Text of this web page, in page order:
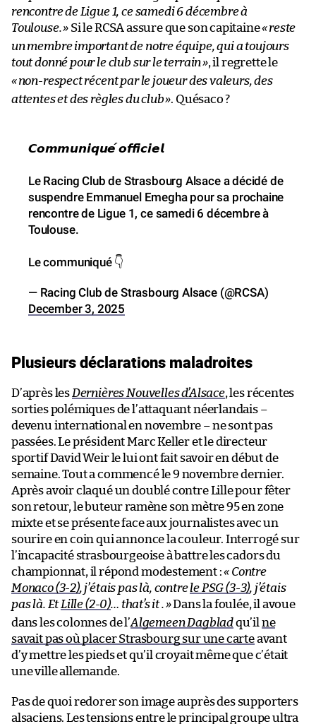
rencontre de Ligue 1, ce samedi 6 décembre à
Toulouse.» Si le RCSA assure que son capitaine«reste
un membre important de notre équipe, qui a toujours
tout donné pour le club sur le terrain», il regrette le
«non-respect récent par le joueur des valeurs, des
attentes et des règles du club». Quésaco ?
𝘾𝙤𝙢𝙢𝙪𝙣𝙞𝙦𝙪𝙚́ 𝙤𝙛𝙛𝙞𝙘𝙞𝙚𝙡
Le Racing Club de Strasbourg Alsace a décidé de
suspendre Emmanuel Emegha pour sa prochaine
rencontre de Ligue 1, ce samedi 6 décembre à
Toulouse.
Le communiqué 👇
— Racing Club de Strasbourg Alsace (@RCSA)
December 3, 2025
Plusieurs déclarations maladroites
D’après les Dernières Nouvelles d’Alsace, les récentes
sorties polémiques de l’attaquant néerlandais –
devenu international en novembre – ne sont pas
passées. Le président Marc Keller et le directeur
sportif David Weir le lui ont fait savoir en début de
semaine. Tout a commencé le 9 novembre dernier.
Après avoir claqué un doublé contre Lille pour fêter
son retour, le buteur ramène son mètre 95 en zone
mixte et se présente face aux journalistes avec un
sourire en coin qui annonce la couleur. Interrogé sur
l’incapacité strasbourgeoise à battre les cadors du
championnat, il répond modestement :« Contre
Monaco (3-2), j’étais pas là, contrele PSG (3-3), j’étais
pas là. EtLille (2-0)… that’s it .»Dans la foulée, il avoue
dans les colonnes de l’Algemeen Dagbladqu’il ne
savait pas où placer Strasbourg sur une carteavant
d’y mettre les pieds et qu’il croyait même que c’était
une ville allemande.
Pas de quoi redorer son image auprès des supporters
alsaciens. Les tensions entre le principal groupe ultra